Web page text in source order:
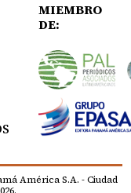
MIEMBRO
DE:
América S.A. - Ciudad